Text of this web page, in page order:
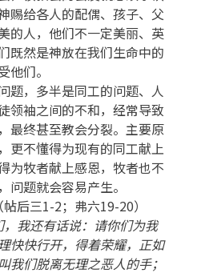
赐给各人的配偶、孩子、父
的人，他们不一定美丽、英
既然是神放在我们生命中的
他们。
题，多半是同工的问题、人
领袖之间的不和，经常导致
最终甚至教会分裂。主要原
更不懂得为现有的同工献上
为牧者献上感恩，牧者也不
问题就会容易产生。
后三1-2；弗六19-20）
我还有话说：请你们为我
快快行开，得着荣耀，正如
我们脱离无理之恶人的手；